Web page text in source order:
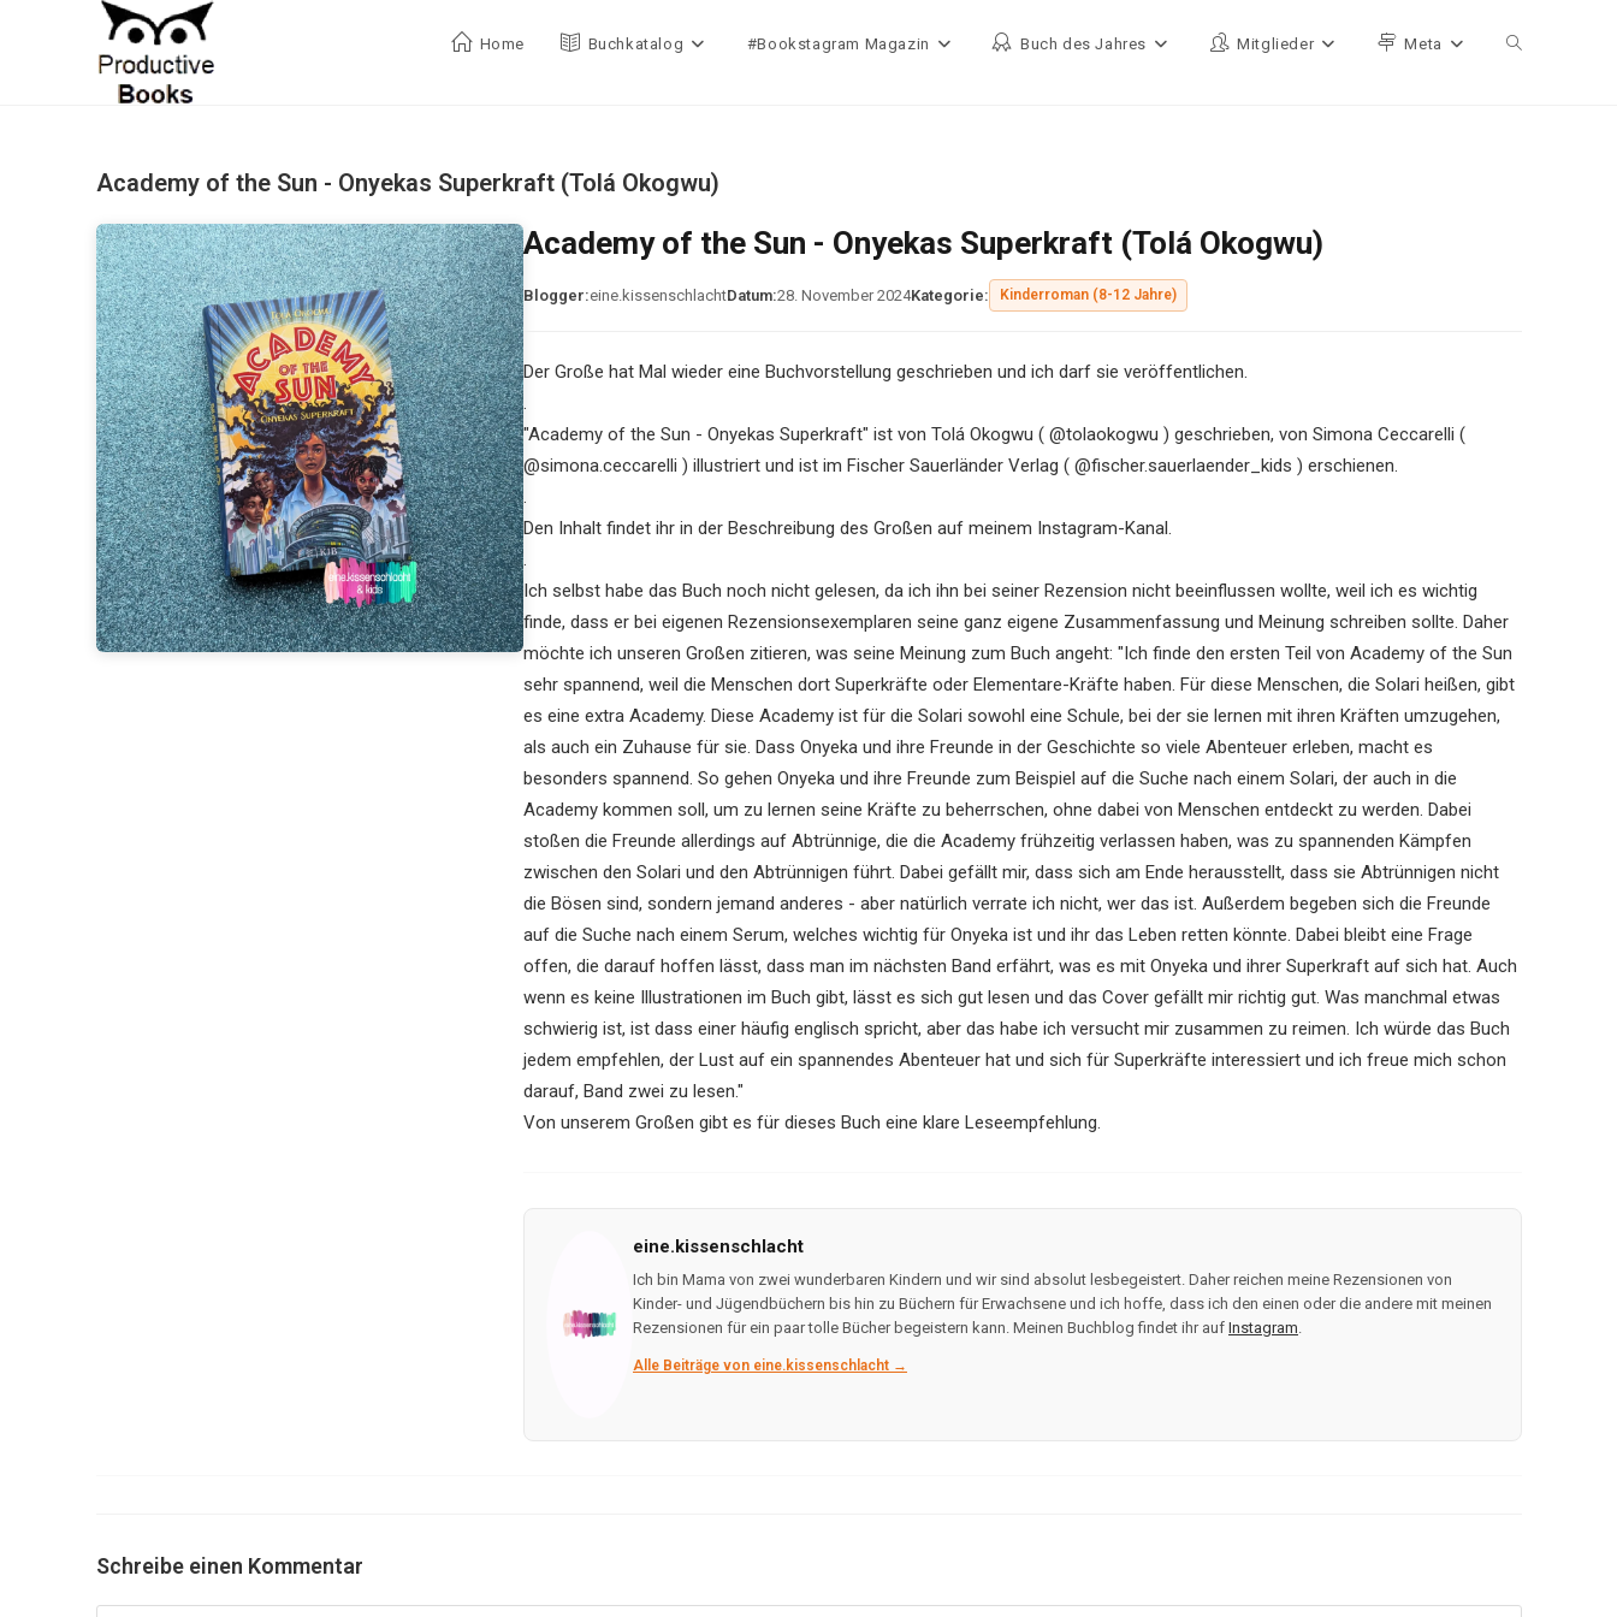
Home Buchkatalog #Bookstagram Magazin Buch des Jahres Mitglieder Meta Website-
Academy of the Sun - Onyekas Superkraft (Tolá Okogwu)
Academy of the Sun - Onyekas Superkraft (Tolá Okogwu)
Blogger:eine.kissenschlachtDatum:28. November 2024Kategorie: Kinderroman (8-12 Jahre)
Der Große hat Mal wieder eine Buchvorstellung geschrieben und ich darf sie veröffentlichen.
.
"Academy of the Sun - Onyekas Superkraft" ist von Tolá Okogwu ( @tolaokogwu ) geschrieben, von Simona Ceccarelli (
@simona.ceccarelli ) illustriert und ist im Fischer Sauerländer Verlag ( @fischer.sauerlaender_kids ) erschienen.
.
Den Inhalt findet ihr in der Beschreibung des Großen auf meinem Instagram-Kanal.
.
Ich selbst habe das Buch noch nicht gelesen, da ich ihn bei seiner Rezension nicht beeinflussen wollte, weil ich es wichtig
finde, dass er bei eigenen Rezensionsexemplaren seine ganz eigene Zusammenfassung und Meinung schreiben sollte. Daher
möchte ich unseren Großen zitieren, was seine Meinung zum Buch angeht: "Ich finde den ersten Teil von Academy of the Sun
sehr spannend, weil die Menschen dort Superkräfte oder Elementare-Kräfte haben. Für diese Menschen, die Solari heißen, gibt
es eine extra Academy. Diese Academy ist für die Solari sowohl eine Schule, bei der sie lernen mit ihren Kräften umzugehen,
als auch ein Zuhause für sie. Dass Onyeka und ihre Freunde in der Geschichte so viele Abenteuer erleben, macht es
besonders spannend. So gehen Onyeka und ihre Freunde zum Beispiel auf die Suche nach einem Solari, der auch in die
Academy kommen soll, um zu lernen seine Kräfte zu beherrschen, ohne dabei von Menschen entdeckt zu werden. Dabei
stoßen die Freunde allerdings auf Abtrünnige, die die Academy frühzeitig verlassen haben, was zu spannenden Kämpfen
zwischen den Solari und den Abtrünnigen führt. Dabei gefällt mir, dass sich am Ende herausstellt, dass sie Abtrünnigen nicht
die Bösen sind, sondern jemand anderes - aber natürlich verrate ich nicht, wer das ist. Außerdem begeben sich die Freunde
auf die Suche nach einem Serum, welches wichtig für Onyeka ist und ihr das Leben retten könnte. Dabei bleibt eine Frage
offen, die darauf hoffen lässt, dass man im nächsten Band erfährt, was es mit Onyeka und ihrer Superkraft auf sich hat. Auch
wenn es keine Illustrationen im Buch gibt, lässt es sich gut lesen und das Cover gefällt mir richtig gut. Was manchmal etwas
schwierig ist, ist dass einer häufig englisch spricht, aber das habe ich versucht mir zusammen zu reimen. Ich würde das Buch
jedem empfehlen, der Lust auf ein spannendes Abenteuer hat und sich für Superkräfte interessiert und ich freue mich schon
darauf, Band zwei zu lesen."
Von unserem Großen gibt es für dieses Buch eine klare Leseempfehlung.
eine.kissenschlacht
Ich bin Mama von zwei wunderbaren Kindern und wir sind absolut lesbegeistert. Daher reichen meine Rezensionen von
Kinder- und Jügendbüchern bis hin zu Büchern für Erwachsene und ich hoffe, dass ich den einen oder die andere mit meinen
Rezensionen für ein paar tolle Bücher begeistern kann. Meinen Buchblog findet ihr auf Instagram.
Alle Beiträge von eine.kissenschlacht →
Schreibe einen Kommentar